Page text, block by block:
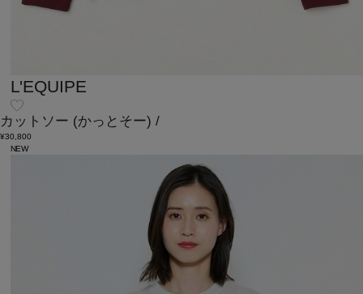
L'EQUIPE
カットソー (かっとそー) /
¥30,800
NEW